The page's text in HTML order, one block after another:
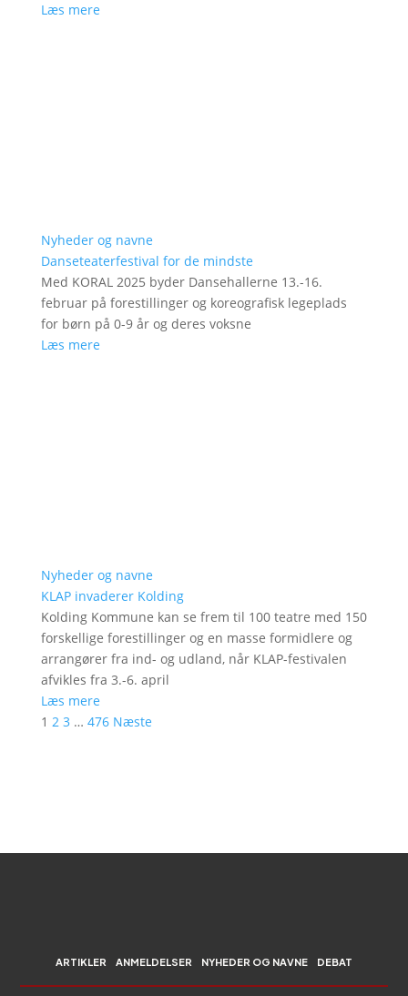
Læs mere
Nyheder og navne
Danseteaterfestival for de mindste
Med KORAL 2025 byder Dansehallerne 13.-16.
februar på forestillinger og koreografisk legeplads
for børn på 0-9 år og deres voksne
Læs mere
Nyheder og navne
KLAP invaderer Kolding
Kolding Kommune kan se frem til 100 teatre med 150
forskellige forestillinger og en masse formidlere og
arrangører fra ind- og udland, når KLAP-festivalen
afvikles fra 3.-6. april
Læs mere
1 2 3 … 476 Næste
ARTIKLER ANMELDELSER NYHEDER OG NAVNE DEBAT